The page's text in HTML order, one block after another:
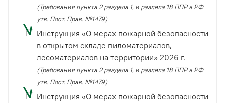
(Требования пункта 2 раздела 1, и раздела 18 ППР в РФ
утв. Пост. Прав. №1479)
Инструкция «О мерах пожарной безопасности
в открытом складе пиломатериалов,
лесоматериалов на территории» 2026 г.
(Требования пункта 2 раздела 1, и раздела 18 ППР в РФ
утв. Пост. Прав. №1479)
Инструкция «О мерах пожарной безопасности